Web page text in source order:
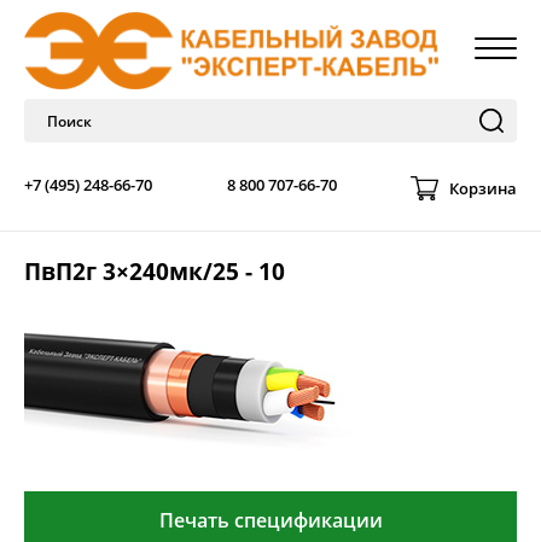
+7 (495) 248-66-70 8 800 707-66-70 Корзина
ПвП2г 3×240мк/25 - 10
Печать спецификации